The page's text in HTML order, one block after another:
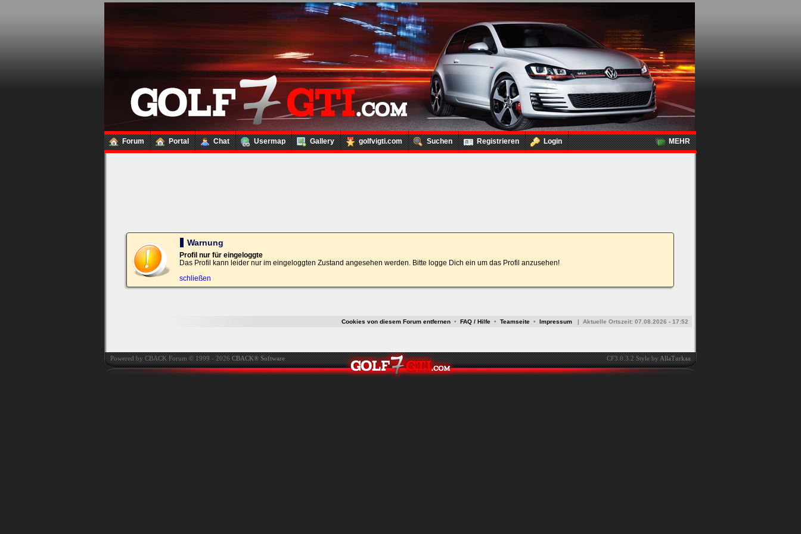
Forum Portal Chat Usermap Gallery golfvigti.com Suchen Registrieren Login MEHR
Loginbox
Trage
bitte
in
die
nachfolgenden
Felder
Deinen
Benutzernamen
und
Kennwort
ein,
um
Bei jedem Besuch
automatisch einloggen.
Warnung
Profil nur für eingeloggte
Das Profil kann leider nur im eingeloggten Zustand angesehen werden. Bitte logge Dich ein um das Profil anzusehen!
schließen
Cookies von diesem Forum entfernen • FAQ / Hilfe • Teamseite • Impressum | Aktuelle Ortszeit: 07.08.2026 - 17:52
Powered by CBACK Forum © 1999 - 2026CBACK® Software CF3.0.3.2 Style byAllaTurkaa